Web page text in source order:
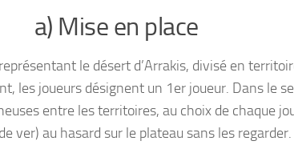
a) Mise en place
le désert d’Arrakis, divisé en
les joueurs désignent un 1er joueur. Dans le
entre les territoires, au choix de chaque
ver) au hasard sur le plateau sans les